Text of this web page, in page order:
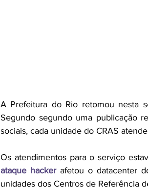
A Prefeitura do Rio retomou nesta
Segundo segundo uma publicação
sociais, cada unidade do CRAS
ataque hacker afetou o datacenter
unidades dos Centros de Referência